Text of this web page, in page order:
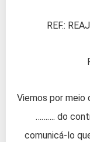
REF.:
Viemos por meio
………. do
comunicá-lo